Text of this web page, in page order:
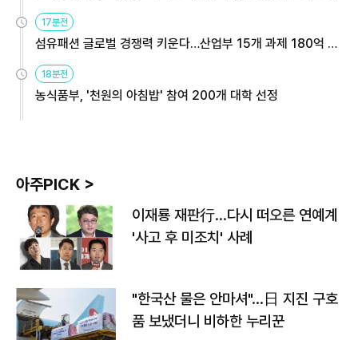
용해야
17분전
섬유패션 글로벌 경쟁력 키운다…산업부 15개 과제 180억 지
원
18분전
농식품부, '천원의 아침밥' 참여 200개 대학 선정
아주PICK >
이재룡 재판行…다시 떠오른 연예계
'사고 후 미조치' 사례
"한국산 물은 안마셔"…日 지진 구호
품 보냈더니 비하한 누리꾼